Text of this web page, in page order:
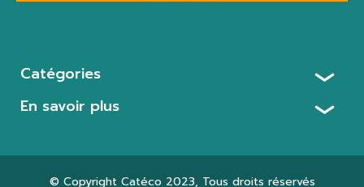
Catégories
En savoir plus
© Copyright Catéco 2023, Tous droits réservés